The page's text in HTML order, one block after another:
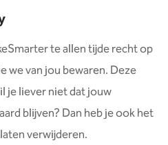
te allen tijde recht op
we van jou bewaren. Deze
je liever niet dat jouw
blijven? Dan heb je ook het
verwijderen.